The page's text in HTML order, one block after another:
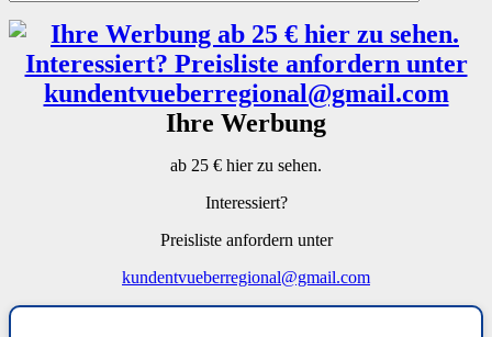
Ihre Werbung
ab 25 € hier zu sehen.
Interessiert?
Preisliste anfordern unter
kundentvueberregional@gmail.com